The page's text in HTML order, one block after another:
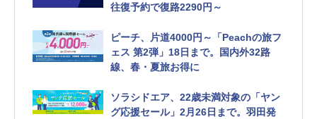
往復予約で復路2290円～
ピーチ、片道4000円～「Peachの旅フ
ェス 第2弾」18日まで。国内外32路
線、春・夏旅お得に
ソラシドエア、22歳未満対象の「ヤン
グ応援セール」2月26日まで。羽田発